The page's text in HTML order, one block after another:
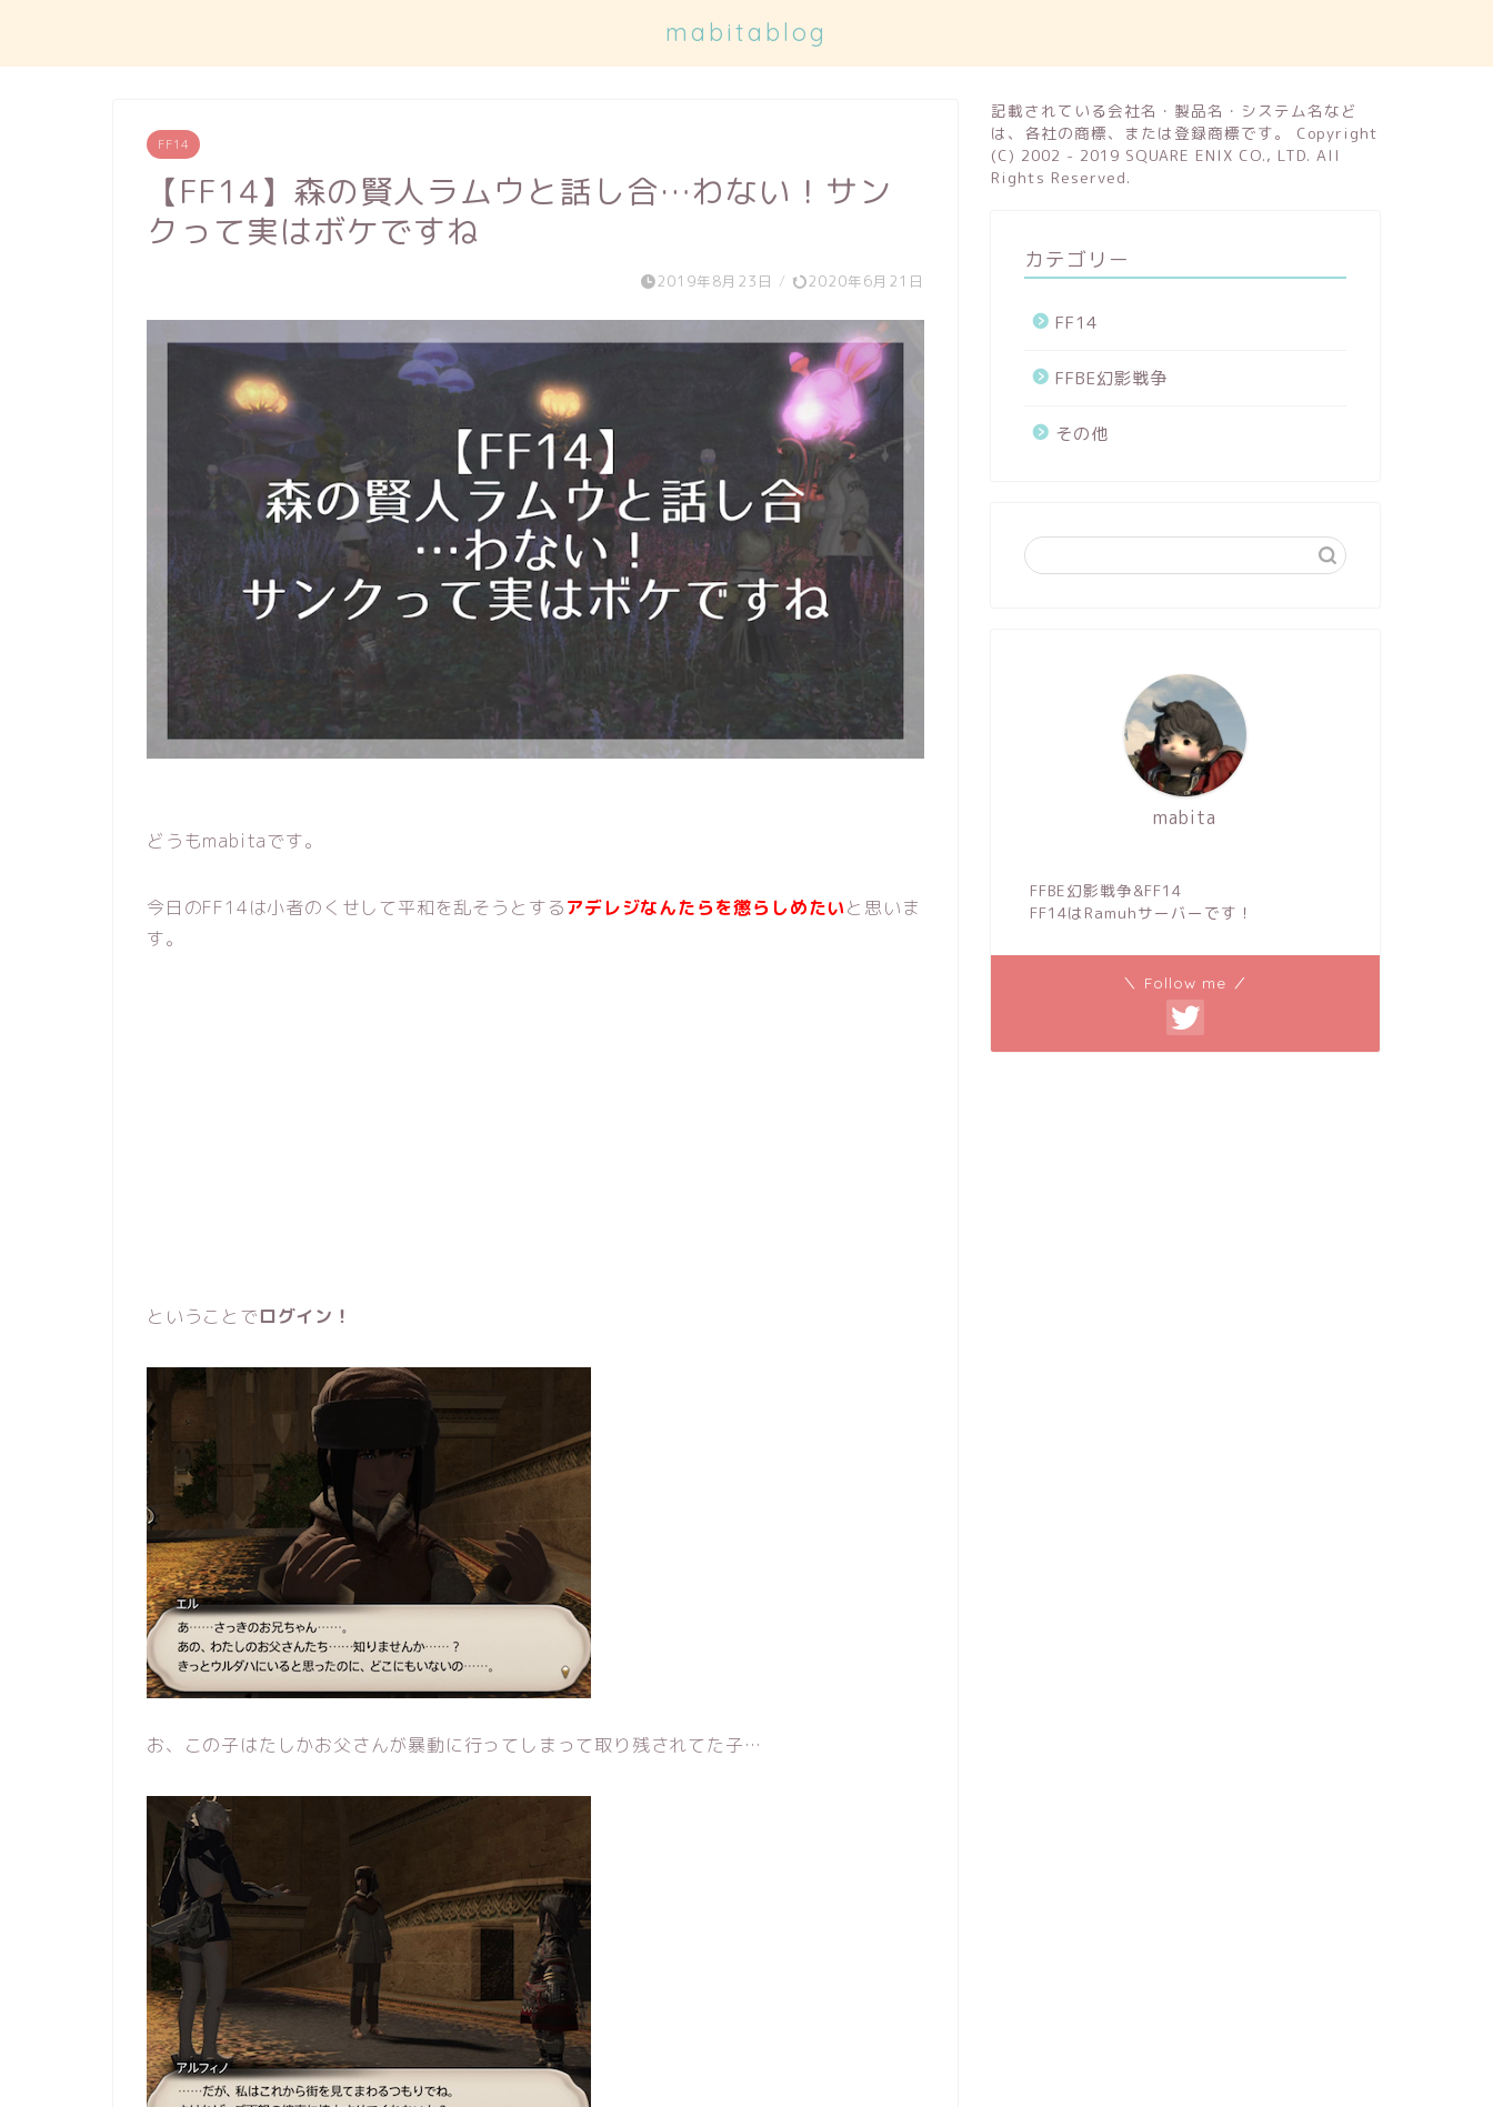
mabitablog
FF14
【FF14】森の賢人ラムウと話し合…わない！サン
クって実はボケですね
2019年8月23日 / 2020年6月21日
どうもmabitaです。
今日のFF14は小者のくせして平和を乱そうとするアデレジなんたらを懲らしめたいと思いま
す。
ということでログイン！
お、この子はたしかお父さんが暴動に行ってしまって取り残されてた子…
記載されている会社名・製品名・システム名など
は、各社の商標、または登録商標です。 Copyright
(C) 2002 - 2019 SQUARE ENIX CO., LTD. All
Rights Reserved.
カテゴリー
FF14
FFBE幻影戦争
その他
mabita
FFBE幻影戦争&FF14
FF14はRamuhサーバーです！
＼ Follow me ／